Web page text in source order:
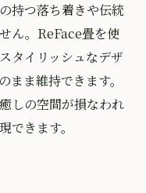
持つ落ち着きや伝統
ん。ReFace畳を使
タイリッシュなデザ
ま維持できます。
しの空間が損なわれ
できます。